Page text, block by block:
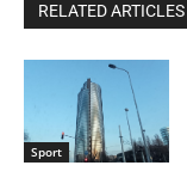
RELATED ARTICLES
Sport